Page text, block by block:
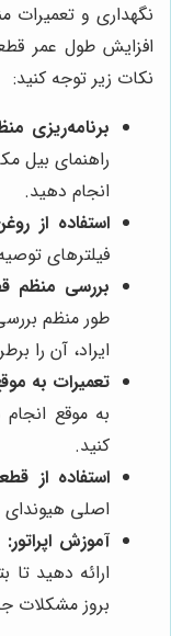
نگهداری و تعمیرات
افزایش طول عمر
نکات زیر توجه کنید:
برنامه‌ریزی
راهنمای بیل
انجام دهید.
استفاده از
فیلترهای
بررسی منظم
طور منظم
ایراد، آن را
تعمیرات به
به موقع
کنید.
استفاده از
اصلی هیوندای
آموزش اپراتور:
ارائه دهید تا
بروز مشکلات